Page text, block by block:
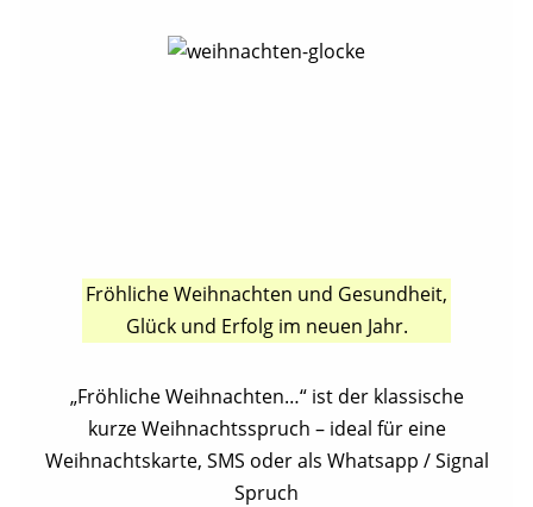
Fröhliche Weihnachten und Gesundheit,
Glück und Erfolg im neuen Jahr.
„Fröhliche Weihnachten…“ ist der klassische
kurze Weihnachtsspruch – ideal für eine
Weihnachtskarte, SMS oder als Whatsapp / Signal
Spruch